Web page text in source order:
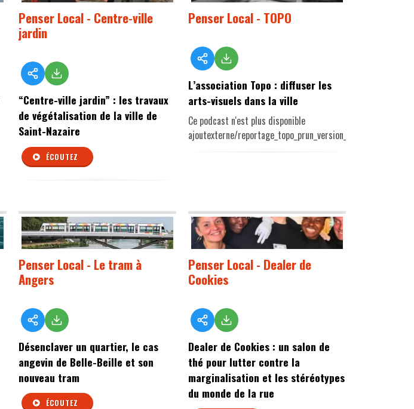
Penser Local - Centre-ville
jardin
“Centre-ville jardin” : les travaux
de végétalisation de la ville de
Saint-Nazaire
ÉCOUTEZ
Penser Local - TOPO
L’association Topo : diffuser les
arts-visuels dans la ville
Ce podcast n'est plus disponible
ajoutexterne/reportage_topo_prun_version_pe.mp3
Penser Local - Le tram à
Angers
Désenclaver un quartier, le cas
angevin de Belle-Beille et son
nouveau tram
ÉCOUTEZ
Penser Local - Dealer de
Cookies
Dealer de Cookies : un salon de
thé pour lutter contre la
marginalisation et les stéréotypes
du monde de la rue